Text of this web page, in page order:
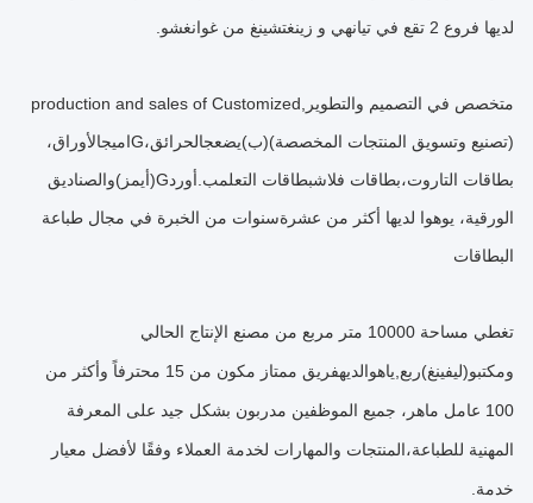
لديها فروع 2 تقع في تيانهي و زينغتشينغ من غوانغشو.
متخصص في التصميم والتطوير production and sales of Customized
(تصنيع وتسويق المنتجات المخصصة)(ب)يضعجالحرائق،Gاميجالأوراق،
بطاقات التاروت،بطاقات فلاشبطاقات التعلمب. أوردG(أيمز)والصناديق
الورقية، يوهوا لديها أكثر من عشرةسنوات من الخبرة في مجال طباعة
البطاقات
تغطي مساحة 10000 متر مربع من مصنع الإنتاج الحالي
ومكتبو(ليفينغ)ربع ياهوالديه فريق ممتاز مكون من 15 محترفاً وأكثر من
100 عامل ماهر، جميع الموظفين مدربون بشكل جيد على المعرفة
المهنية للطباعة،المنتجات والمهارات لخدمة العملاء وفقًا لأفضل معيار
خدمة.